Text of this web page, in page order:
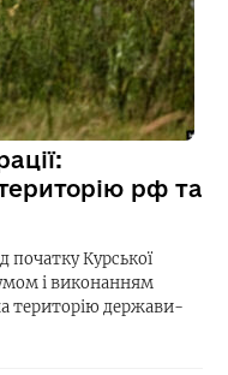
рф та
початку Курської
і виконанням
територію держави-